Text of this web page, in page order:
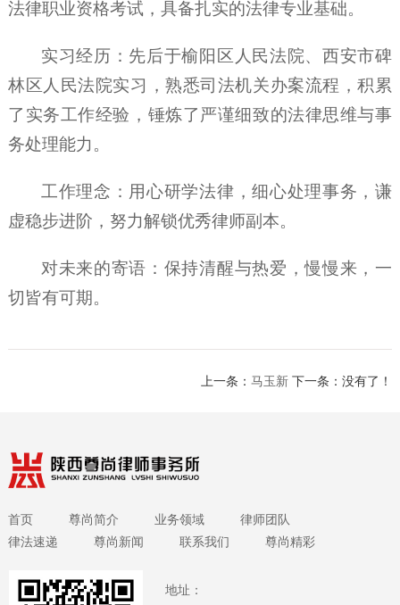
法律职业资格考试，具备扎实的法律专业基础。
实习经历： 先后于榆阳区人民法院、西安市碑
林区人民法院实习，熟悉司法机关办案流程，积累
了实务工作经验，锤炼了严谨细致的法律思维与事
务处理能力。
工作理念 ： 用心研学法律，细心处理事务，谦
虚稳步进阶，努力解锁优秀律师副本。
对未来的寄语： 保持清醒与热爱，慢慢来，一
切皆有可期。
上一条：马玉新 下一条：没有了！
首页 尊尚简介 业务领域
律师团队
律法速递
尊尚新闻 联系我们 尊尚精彩
地址：